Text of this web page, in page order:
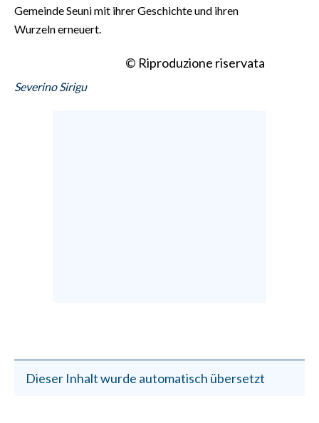
Gemeinde Seuni mit ihrer Geschichte und ihren
Wurzeln erneuert.
© Riproduzione riservata
Severino Sirigu
Dieser Inhalt wurde automatisch übersetzt